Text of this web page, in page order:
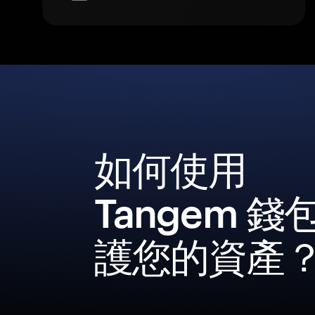
如何使用
Tangem 錢
護您的資產